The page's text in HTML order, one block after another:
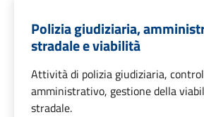
Polizia giudiziaria,
stradale e viabilità
Attività di polizia giudiziaria,
amministrativo, gestione della
stradale.